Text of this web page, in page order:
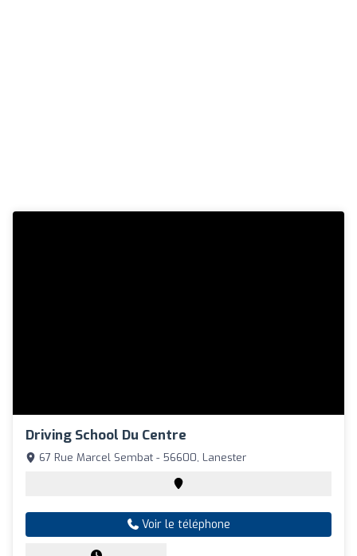
Driving School Du Centre
67 Rue Marcel Sembat - 56600, Lanester
Voir le téléphone